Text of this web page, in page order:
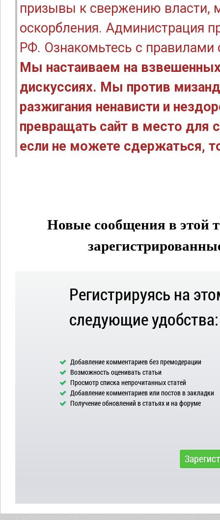
призывы к свержению власти,
оскорбления. Администрация
РФ. Ознакомьтесь с правилами
Мы настаиваем на
дискуссиях. Мы против
разжигания ненависти и
превращать сайт в место для
если не можете сдержаться,
Новые сообщения в этой
Регистрируясь на
следующие удобства:
Добавление комментариев без премодерации
Возможность оценивать статьи
Просмотр списка непрочитанных статей
Добавление комментариев или постов в закладки
Получение обновлений в статьях и на форуме